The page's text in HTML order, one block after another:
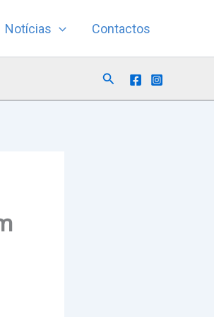
Notícias Contactos
Search